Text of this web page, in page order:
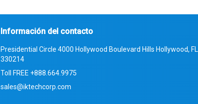
Información del contacto
Presidential Circle 4000 Hollywood Boulevard Hills Hollywood, FL
330214
Toll FREE +888.664.9975
sales@iktechcorp.com